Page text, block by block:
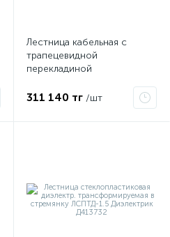
Лестница кабельная с
трапецевидной
перекладиной
OBO 7097360
311 140 тг /шт